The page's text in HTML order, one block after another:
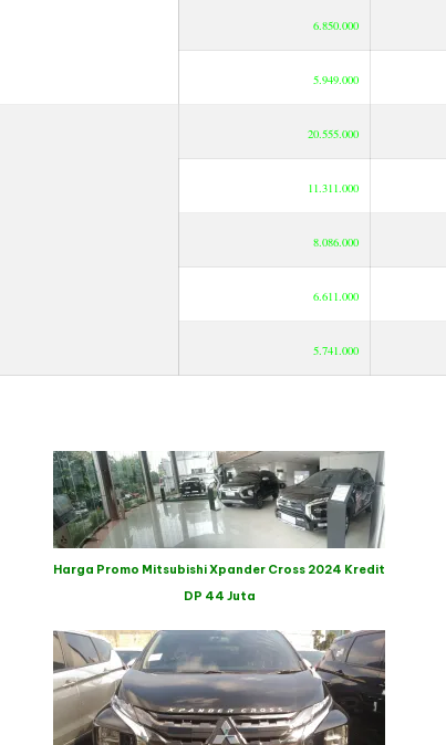
6.850.000
5.949.000
20.555.000
11.311.000
8.086.000
6.611.000
5.741.000
Harga Promo Mitsubishi Xpander Cross 2024 Kredit
DP 44 Juta